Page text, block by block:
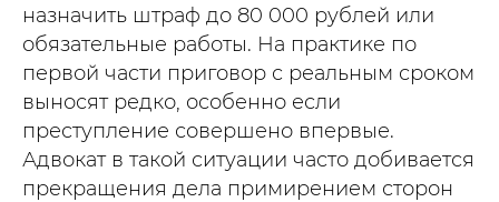
назначить штраф до 80 000 рублей или
обязательные работы. На практике по
первой части приговор с реальным сроком
выносят редко, особенно если
преступление совершено впервые.
Адвокат в такой ситуации часто добивается
прекращения дела примирением сторон